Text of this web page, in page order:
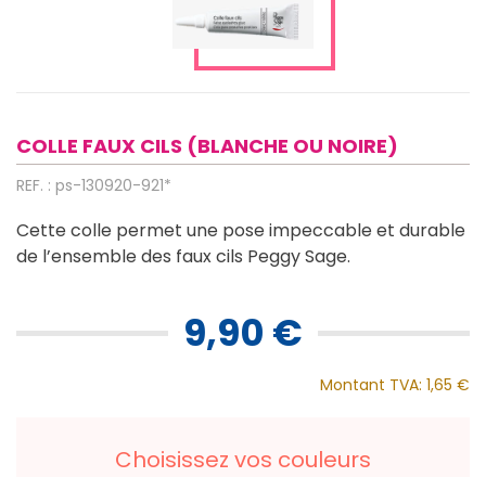
COLLE FAUX CILS (BLANCHE OU NOIRE)
REF. : ps-130920-921*
Cette colle permet une pose impeccable et durable
de l’ensemble des faux cils Peggy Sage.
9,90 €
Montant TVA: 1,65 €
Choisissez vos couleurs